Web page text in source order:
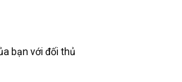
bạn với đối thủ